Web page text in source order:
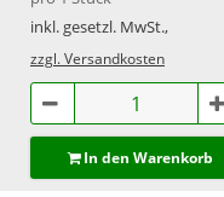
inkl. gesetzl. MwSt.,
zzgl. Versandkosten
In den Warenkorb